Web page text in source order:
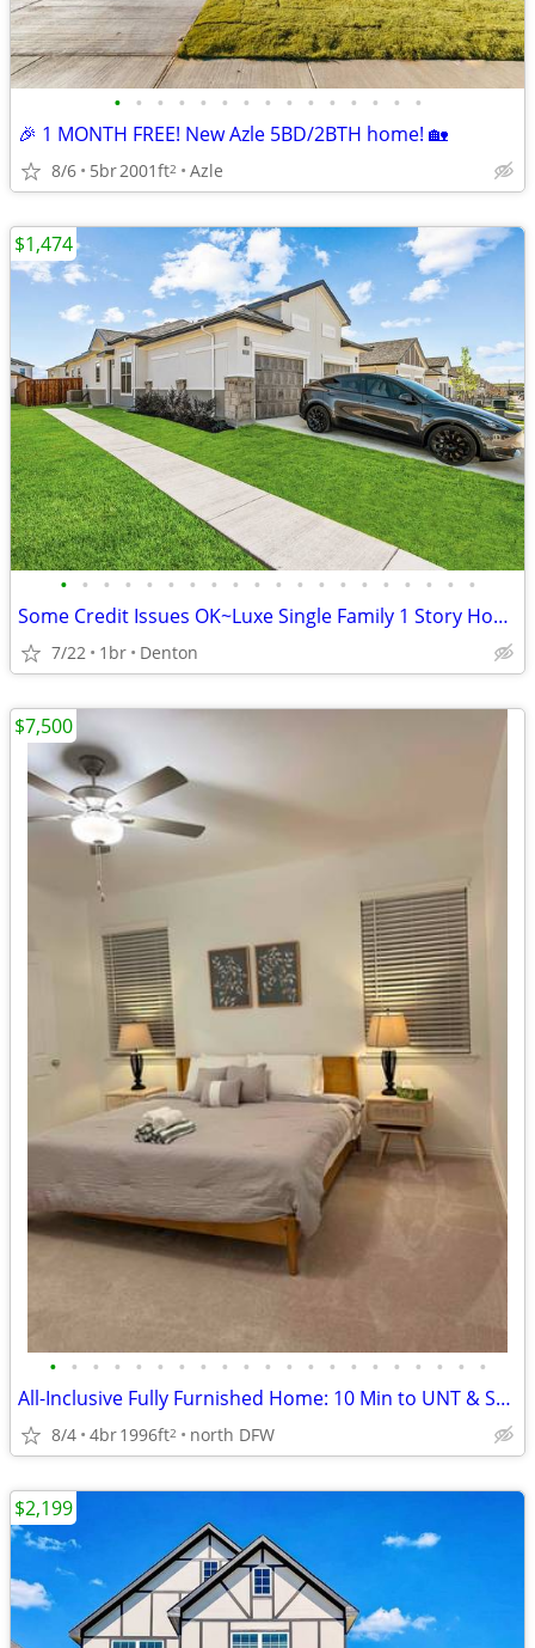
• • • • • • • • • • • • • • •
🎉 1 MONTH FREE! New Azle 5BD/2BTH home! 🏡
8/6 5br2001ft2 Azle
• • • • • • • • • • • • • • • • • • • •
Some Credit Issues OK~Luxe Single Family 1 Story Homes W/Garage!
7/22 1br Denton
$1,474
• • • • • • • • • • • • • • • • • • • • •
All-Inclusive Fully Furnished Home: 10 Min to UNT & Steps from Recreat
8/4 4br1996ft2 north DFW
$7,500
$2,199